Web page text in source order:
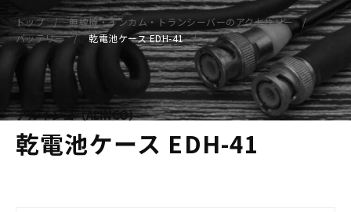
トップ
無線機・インカム・トランシーバーのアクセサリー
バッテリー
乾電池ケース EDH-41
アルインコ（ALINCO）
乾電池ケース EDH-41